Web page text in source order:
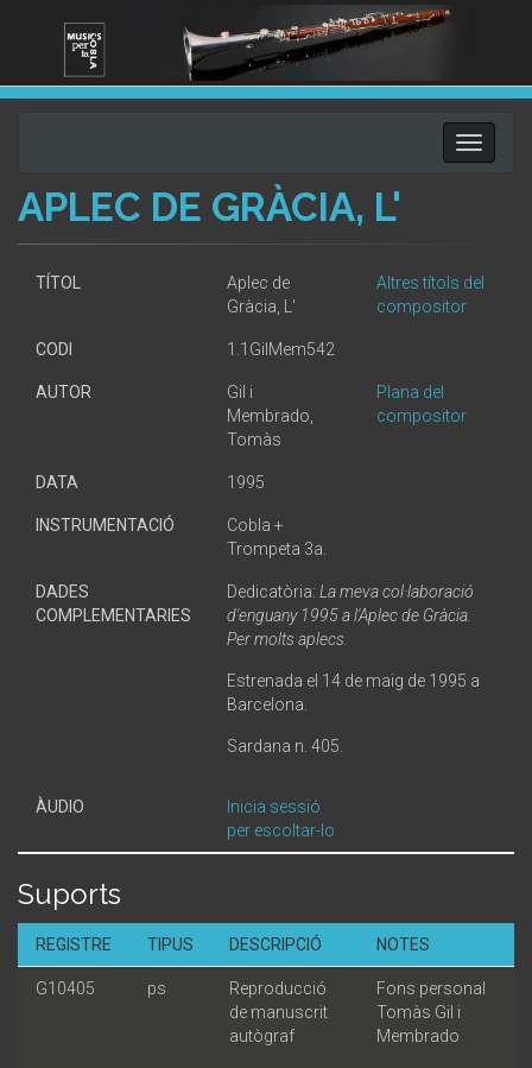
Toggle
APLEC DE GRÀCIA, L'
TÍTOL
Aplec de
Gràcia, L'
Altres títols del
compositor
CODI 1.1GilMem542
AUTOR
Gil i
Membrado,
Tomàs
Plana del
compositor
DATA 1995
INSTRUMENTACIÓ
Cobla +
Trompeta 3a.
DADES
COMPLEMENTARIES
Dedicatòria: La meva col·laboració
d'enguany 1995 a l'Aplec de Gràcia.
Per molts aplecs.
Estrenada el 14 de maig de 1995 a
Barcelona.
Sardana n. 405.
ÀUDIO
Inicia sessió
per escoltar-lo
Suports
REGISTRE TIPUS DESCRIPCIÓ NOTES
G10405 ps
Reproducció
de manuscrit
autògraf
Fons personal
Tomàs Gil i
Membrado